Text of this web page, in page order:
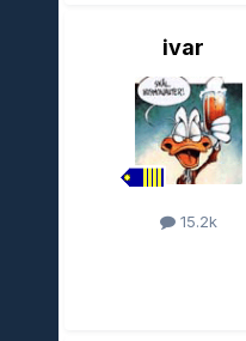
ivar
15.2k